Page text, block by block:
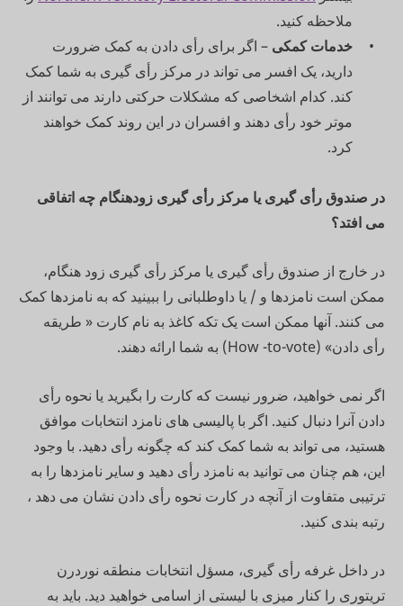
ملاحظه کنید.
خدمات کمکی – اگر برای رأی دادن به کمک ضرورت
دارید، یک افسر می تواند در مرکز رأی گیری به شما کمک
کند. کدام اشخاصی که مشکلات حرکتی دارند می توانند از
موتر خود رأی دهند و افسران در این روند کمک خواهند
کرد.
در صندوق رأی گیری یا مرکز رأی گیری زودهنگام چه اتفاقی
می افتد؟
در خارج از صندوق رأی گیری یا مرکز رأی گیری زود هنگام،
ممکن است نامزدها و / یا داوطلبانی را ببینید که به نامزدها کمک
می کنند. آنها ممکن است یک تکه کاغذ به نام کارت « طریقه
رأی دادن» (How -to-vote) به شما ارائه دهند.
اگر نمی خواهید، ضرور نیست که کارت را بگیرید یا نحوه رأی
دادن آنرا دنبال کنید. اگر با پالیسی های نامزد انتخابات موافق
هستید، می تواند به شما کمک کند که چگونه رأی دهید. با وجود
این، هم چنان می توانید به نامزد رأی دهید و سایر نامزدها را به
ترتیبی متفاوت از آنچه در کارت نحوه رأی دادن نشان می دهد ،
رتبه بندی کنید.
در داخل غرفه رأی گیری، مسؤل انتخابات منطقه نوردرن
تریتوری را کنار میزی با لیستی از اسامی خواهید دید. باید به